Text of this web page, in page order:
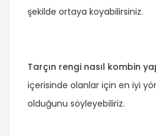
şekilde ortaya koyabilirsiniz.
Tarçın rengi nasıl kombin
içerisinde olanlar için en iyi
olduğunu söyleyebiliriz.